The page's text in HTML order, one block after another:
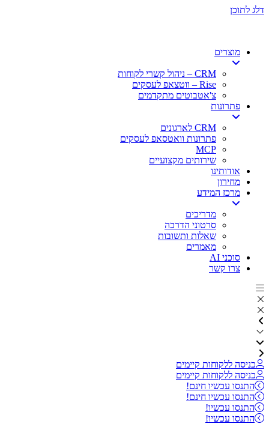
דלג לתוכן
מוצרים
CRM – ניהול קשרי לקוחות
Rise – ווטצאפ לעסקים
צ'אטבוטים מתקדמים
פתרונות
CRM לארגונים
פתרונות וואטסאפ לעסקים
MCP
שירותים מקצועיים
אודותינו
מחירון
מרכז המידע
מדריכים
סרטוני הדרכה
שאלות ותשובות
מאמרים
סוכני AI
צרו קשר
כניסה ללקוחות קיימים
כניסה ללקוחות קיימים
התנסו עכשיו חינם!
התנסו עכשיו חינם!
התנסו עכשיו!
התנסו עכשיו!